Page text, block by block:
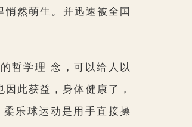
然萌生。并迅速被全国
哲学理 念，可以给人以
此获益，身体健康了，
乐球运动是用手直接操